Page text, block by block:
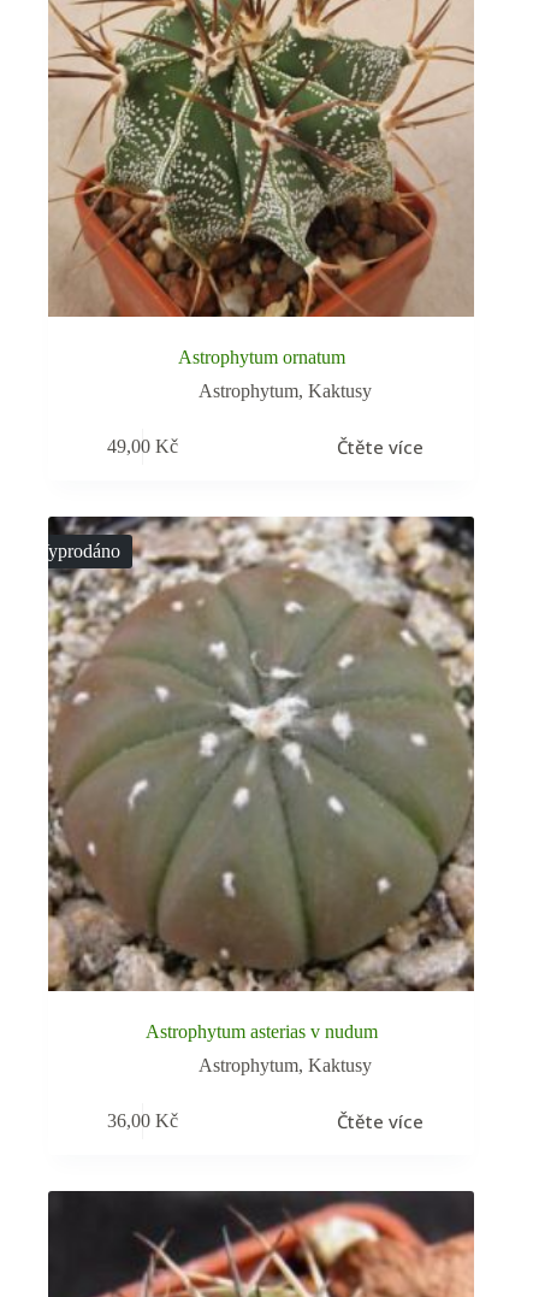
Astrophytum ornatum
Astrophytum,Kaktusy
49,00Kč Čtěte více
Vyprodáno
Astrophytum asterias v nudum
Astrophytum,Kaktusy
36,00Kč Čtěte více